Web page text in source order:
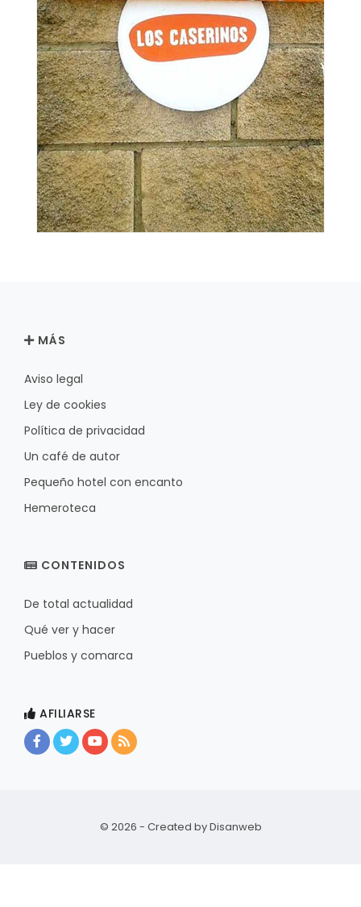
MÁS
Aviso legal
Ley de cookies
Política de privacidad
Un café de autor
Pequeño hotel con encanto
Hemeroteca
CONTENIDOS
De total actualidad
Qué ver y hacer
Pueblos y comarca
AFILIARSE
© 2026 - Created byDisanweb